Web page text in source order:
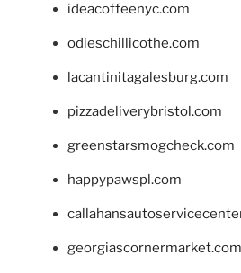
ideacoffeenyc.com
odieschillicothe.com
lacantinitagalesburg.com
pizzadeliverybristol.com
greenstarsmogcheck.com
happypawspl.com
georgiascornermarket.com